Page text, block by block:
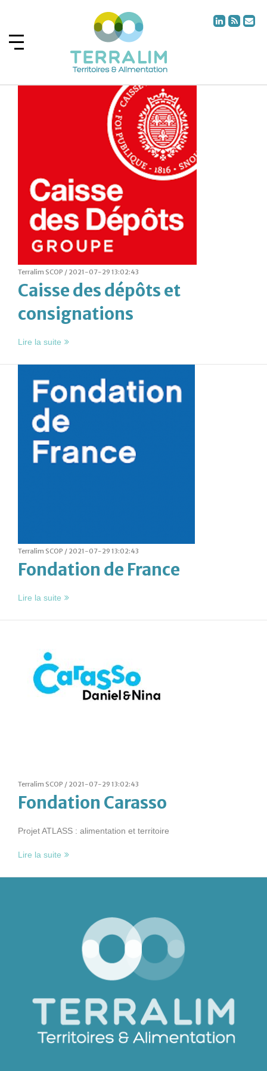
Terralim SCOP / 2021-07-29 13:02:43
Caisse des dépôts et
consignations
Lire la suite
Terralim SCOP / 2021-07-29 13:02:43
Fondation de France
Lire la suite
Terralim SCOP / 2021-07-29 13:02:43
Fondation Carasso
Projet ATLASS : alimentation et territoire
Lire la suite